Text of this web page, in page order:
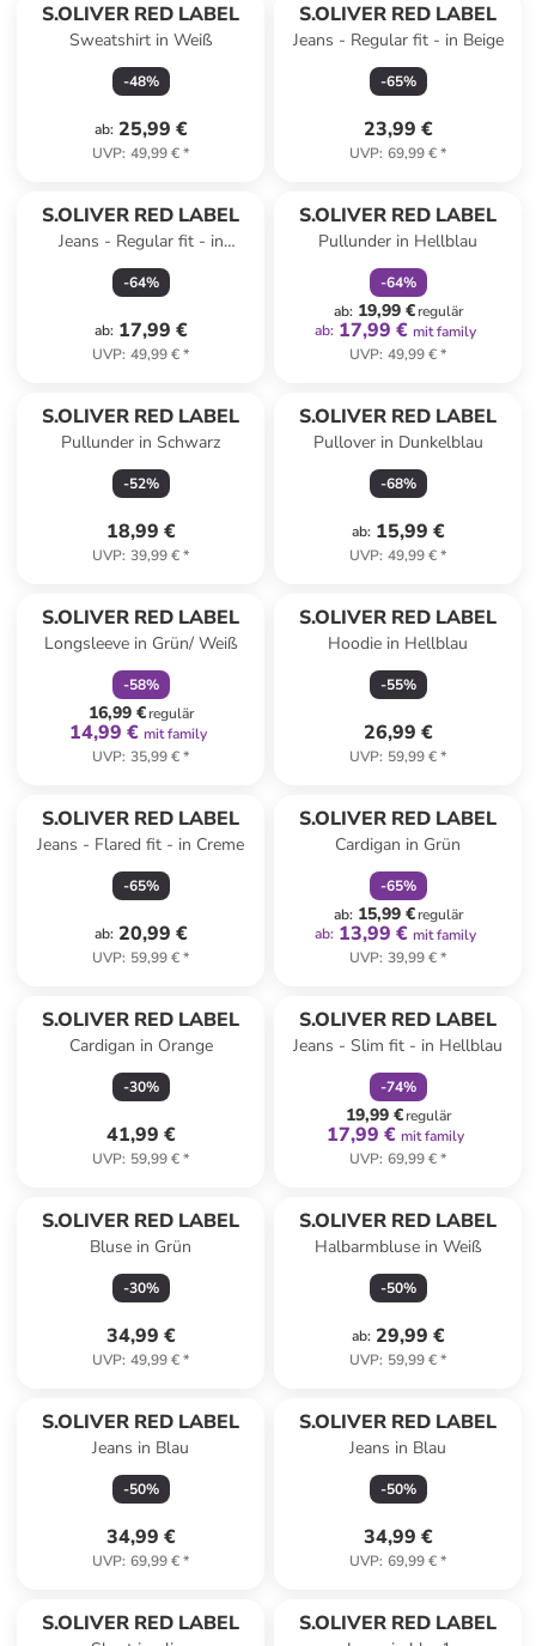
S.OLIVER RED LABEL
Sweatshirt in Weiß
-48%
ab: 25,99 €
UVP: 49,99 €*
S.OLIVER RED LABEL
Jeans - Regular fit - in Beige
-65%
23,99 €
UVP: 69,99 €*
S.OLIVER RED LABEL
Jeans - Regular fit - in
Dunkelgrün
-64%
ab: 17,99 €
UVP: 49,99 €*
S.OLIVER RED LABEL
Pullunder in Hellblau
-64%
ab: 19,99 €regulär
ab: 17,99 € mit family
UVP: 49,99 €*
S.OLIVER RED LABEL
Pullunder in Schwarz
-52%
18,99 €
UVP: 39,99 €*
S.OLIVER RED LABEL
Pullover in Dunkelblau
-68%
ab: 15,99 €
UVP: 49,99 €*
S.OLIVER RED LABEL
Longsleeve in Grün/ Weiß
-58%
16,99 €regulär
14,99 € mit family
UVP: 35,99 €*
S.OLIVER RED LABEL
Hoodie in Hellblau
-55%
26,99 €
UVP: 59,99 €*
S.OLIVER RED LABEL
Jeans - Flared fit - in Creme
-65%
ab: 20,99 €
UVP: 59,99 €*
S.OLIVER RED LABEL
Cardigan in Grün
-65%
ab: 15,99 €regulär
ab: 13,99 € mit family
UVP: 39,99 €*
S.OLIVER RED LABEL
Cardigan in Orange
-30%
41,99 €
UVP: 59,99 €*
S.OLIVER RED LABEL
Jeans - Slim fit - in Hellblau
-74%
19,99 €regulär
17,99 € mit family
UVP: 69,99 €*
S.OLIVER RED LABEL
Bluse in Grün
-30%
34,99 €
UVP: 49,99 €*
S.OLIVER RED LABEL
Halbarmbluse in Weiß
-50%
ab: 29,99 €
UVP: 59,99 €*
S.OLIVER RED LABEL
Jeans in Blau
-50%
34,99 €
UVP: 69,99 €*
S.OLIVER RED LABEL
Jeans in Blau
-50%
34,99 €
UVP: 69,99 €*
S.OLIVER RED LABEL S.OLIVER RED LABEL